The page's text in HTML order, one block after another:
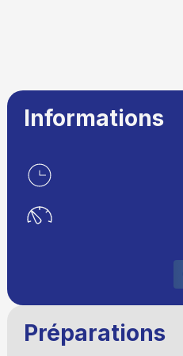
Informations
Préparations